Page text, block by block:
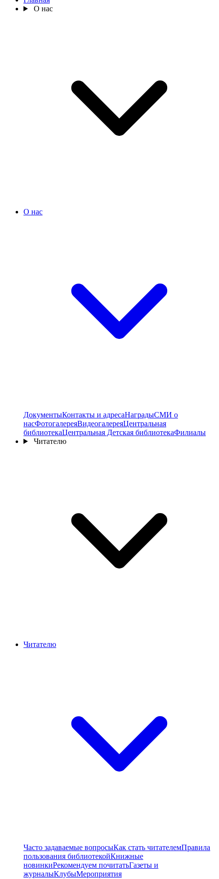
О нас
О нас
ДокументыКонтакты и адресаНаградыСМИ о
насФотогалереяВидеогалереяЦентральная
библиотекаЦентральная Детская библиотекаФилиалы
Читателю
Читателю
Часто задаваемые вопросыКак стать читателемПравила
пользования библиотекойКнижные
новинкиРекомендуем почитатьГазеты и
журналыКлубыМероприятия